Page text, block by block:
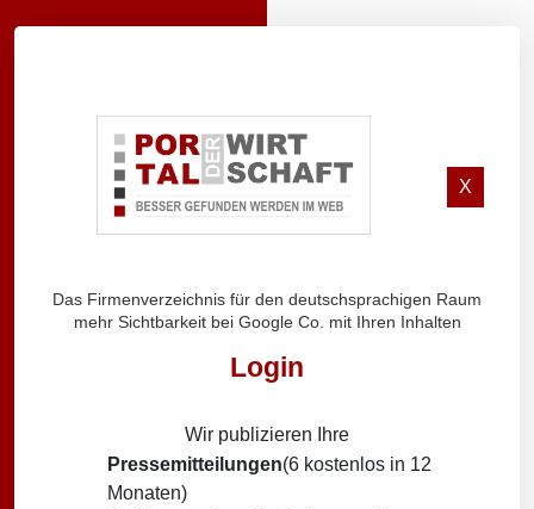
X
Das Firmenverzeichnis für den deutschsprachigen Raum
mehr Sichtbarkeit bei Google Co. mit Ihren Inhalten
Login
Wir publizieren Ihre
Pressemitteilungen(6 kostenlos in 12
Monaten)